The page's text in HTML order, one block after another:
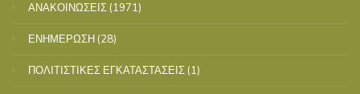
ΑΝΑΚΟΙΝΩΣΕΙΣ (1971)
ΕΝΗΜΕΡΩΣΗ (28)
ΠΟΛΙΤΙΣΤΙΚΕΣ ΕΓΚΑΤΑΣΤΑΣΕΙΣ (1)